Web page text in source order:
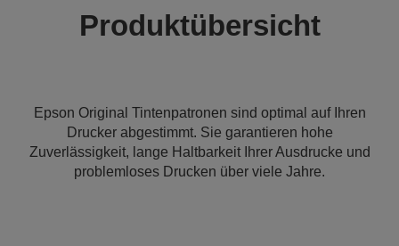
Produktübersicht
Epson Original Tintenpatronen sind optimal auf Ihren
Drucker abgestimmt. Sie garantieren hohe
Zuverlässigkeit, lange Haltbarkeit Ihrer Ausdrucke und
problemloses Drucken über viele Jahre.